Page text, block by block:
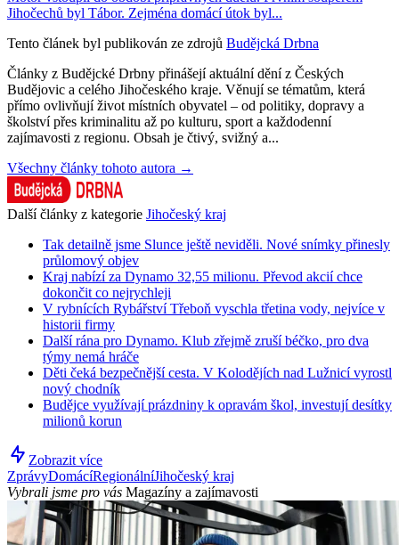
Jihočechů byl Tábor. Zejména domácí útok byl...
Tento článek byl publikován ze zdrojů Budějcká Drbna
Články z Budějcké Drbny přinášejí aktuální dění z Českých
Budějovic a celého Jihočeského kraje. Věnují se tématům, která
přímo ovlivňují život místních obyvatel – od politiky, dopravy a
školství přes kriminalitu až po kulturu, sport a každodenní
zajímavosti z regionu. Obsah je čtivý, svižný a...
Všechny články tohoto autora →
Další články z kategorie Jihočeský kraj
Tak detailně jsme Slunce ještě neviděli. Nové snímky přinesly
průlomový objev
Kraj nabízí za Dynamo 32,55 milionu. Převod akcií chce
dokončit co nejrychleji
V rybnících Rybářství Třeboň vyschla třetina vody, nejvíce v
historii firmy
Další rána pro Dynamo. Klub zřejmě zruší béčko, pro dva
týmy nemá hráče
Děti čeká bezpečnější cesta. V Kolodějích nad Lužnicí vyrostl
nový chodník
Budějce využívají prázdniny k opravám škol, investují desítky
milionů korun
Zobrazit více
ZprávyDomácíRegionálníJihočeský kraj
Vybrali jsme pro vás Magazíny a zajímavosti